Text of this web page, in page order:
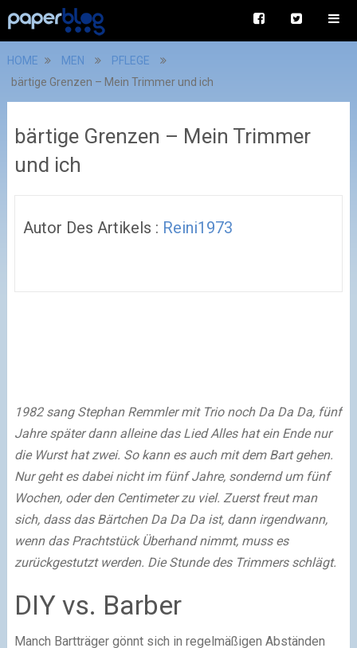
HOME MEN
PFLEGE
bärtige Grenzen – Mein Trimmer und ich
bärtige Grenzen – Mein Trimmer
und ich
Autor Des Artikels : Reini1973
1982 sang Stephan Remmler mit Trio noch Da Da Da, fünf
Jahre später dann alleine das Lied Alles hat ein Ende nur
die Wurst hat zwei. So kann es auch mit dem Bart gehen.
Nur geht es dabei nicht im fünf Jahre, sondernd um fünf
Wochen, oder den Centimeter zu viel. Zuerst freut man
sich, dass das Bärtchen Da Da Da ist, dann irgendwann,
wenn das Prachtstück Überhand nimmt, muss es
zurückgestutzt werden. Die Stunde des Trimmers schlägt.
DIY vs. Barber
Manch Bartträger gönnt sich in regelmäßigen Abständen